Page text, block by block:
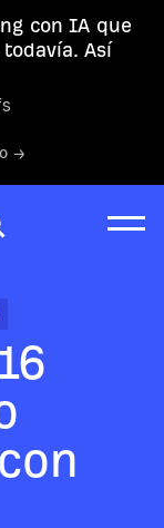
con IA que
Así
→